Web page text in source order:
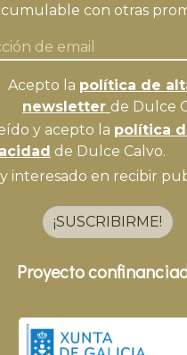
con otras
Acepto la política de
newsletter de Dulce
y acepto la política
de Dulce Calvo.
interesado en recibir
¡SUSCRIBIRME!
Proyecto